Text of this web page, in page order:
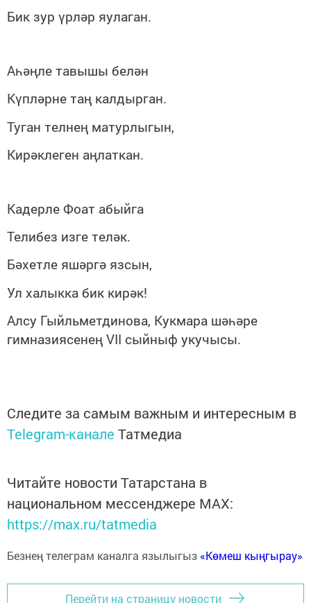
Бик зур үрләр яулаган.
Аһәңле тавышы белән
Күпләрне таң калдырган.
Туган телнең матурлыгын,
Кирәклеген аңлаткан.
Кадерле Фоат абыйга
Телибез изге теләк.
Бәхетле яшәргә язсын,
Ул халыкка бик кирәк!
Алсу Гыйльметдинова, Кукмара шәһәре
гимназиясенең VII сыйныф укучысы.
Следите за самым важным и интересным в
Telegram-канале Татмедиа
Читайте новости Татарстана в
национальном мессенджере MАХ:
https://max.ru/tatmedia
Безнең телеграм каналга язылыгыз «Көмеш кыңгырау»
Перейти на страницу новости